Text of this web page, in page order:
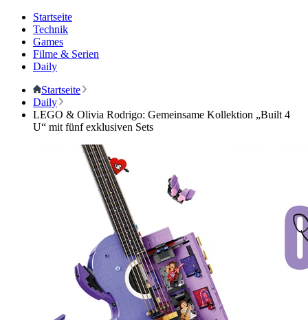
Startseite
Technik
Games
Filme & Serien
Daily
Startseite
Daily
LEGO & Olivia Rodrigo: Gemeinsame Kollektion „Built 4
U“ mit fünf exklusiven Sets